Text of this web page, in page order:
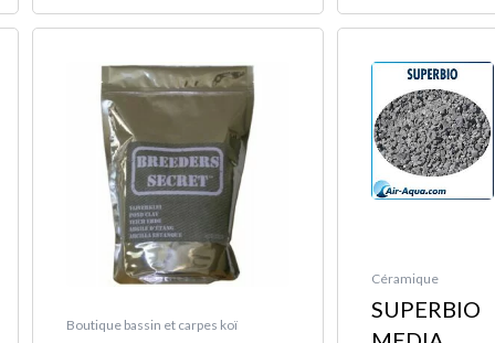
Boutique bassin et carpes koï
Céramique
SUPERBIO